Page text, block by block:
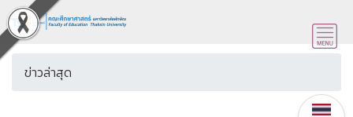
ข่าวล่าสุด